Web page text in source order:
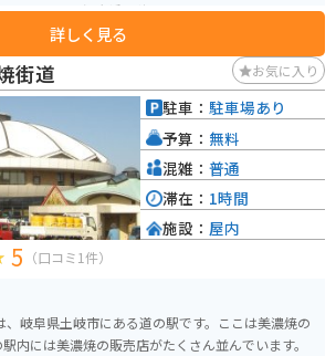
映える恵那峡大橋、秋は湖面に映るモミジやカエ
オシドリやムクドリなどを観察するバードウォッチ
れました。お土産物屋街の乗船場からは遊覧船が
を観覧できます。さらに、湖に突き出した半島に
恵那峡大橋という大きな橋もあ
が、夏は混み合うことが多いです。ツーリングの途
もおすすめです。
詳しく見る
街道 お気に入り
5 （口コミ1件）
岐阜県土岐市にある道の駅です。ここは美濃焼の
内には美濃焼の販売店がたくさん並んでいます。
駐車： 駐車場あり
予算： 無料
混雑： 普通
滞在： 1時間
施設： 屋内